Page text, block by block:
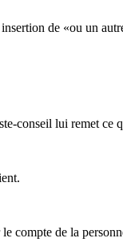
de «ou un
conseil lui remet ce
de la